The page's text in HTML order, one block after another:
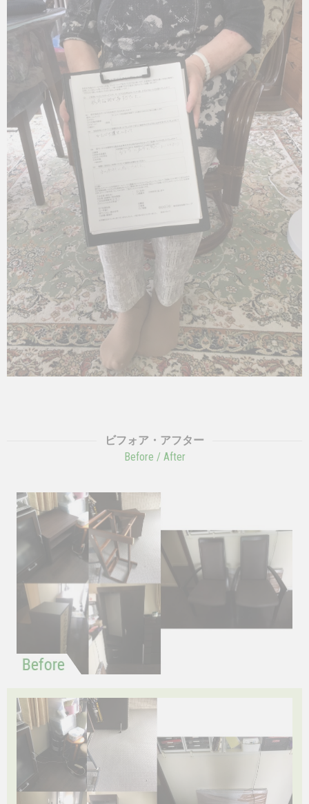
ビフォア・アフター
Before / After